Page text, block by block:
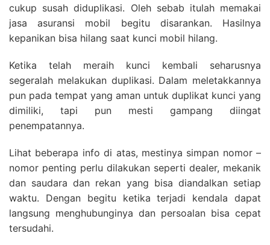
cukup susah diduplikasi. Oleh sebab itulah memakai
jasa asuransi mobil begitu disarankan. Hasilnya
kepanikan bisa hilang saat kunci mobil hilang.
Ketika telah meraih kunci kembali seharusnya
segeralah melakukan duplikasi. Dalam meletakkannya
pun pada tempat yang aman untuk duplikat kunci yang
dimiliki, tapi pun mesti gampang diingat
penempatannya.
Lihat beberapa info di atas, mestinya simpan nomor –
nomor penting perlu dilakukan seperti dealer, mekanik
dan saudara dan rekan yang bisa diandalkan setiap
waktu. Dengan begitu ketika terjadi kendala dapat
langsung menghubunginya dan persoalan bisa cepat
tersudahi.